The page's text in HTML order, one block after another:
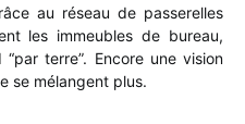
au réseau de passerelles
les immeubles de bureau,
terre”. Encore une vision
se mélangent plus.